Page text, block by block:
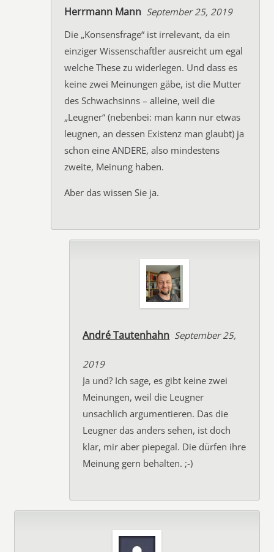
Herrmann Mann September 25, 2019
Die „Konsensfrage“ ist irrelevant, da ein
einziger Wissenschaftler ausreicht um egal
welche These zu widerlegen. Und dass es
keine zwei Meinungen gäbe, ist die Mutter
des Schwachsinns – alleine, weil die
„Leugner“ (nebenbei: man kann nur etwas
leugnen, an dessen Existenz man glaubt) ja
schon eine ANDERE, also mindestens
zweite, Meinung haben.
Aber das wissen Sie ja.
André Tautenhahn September 25,
2019
Ja und? Ich sage, es gibt keine zwei
Meinungen, weil die Leugner
unsachlich argumentieren. Das die
Leugner das anders sehen, ist doch
klar, mir aber piepegal. Die dürfen ihre
Meinung gern behalten. ;-)